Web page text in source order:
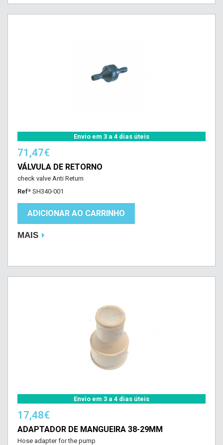
Envio em 3 a 4 dias úteis
71,47€
VÁLVULA DE RETORNO
check valve Anti Return
Refª SH340-001
ADICIONAR AO CARRINHO
MAIS
Envio em 3 a 4 dias úteis
17,48€
ADAPTADOR DE MANGUEIRA 38-29MM
Hose adapter for the pump